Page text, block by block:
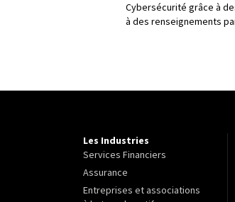
Cybersécurité grâce à
à des renseignements
Les Industries
Services Financiers
Assurance
Entreprises et associations